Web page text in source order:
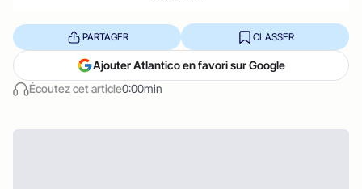
Écoutez cet article0:00min
PARTAGER CLASSER
Ajouter Atlantico en favori sur Google